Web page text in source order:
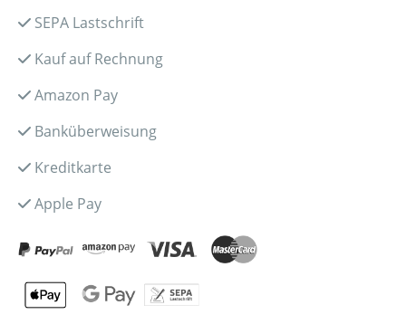
SEPA Lastschrift
Kauf auf Rechnung
Amazon Pay
Banküberweisung
Kreditkarte
Apple Pay